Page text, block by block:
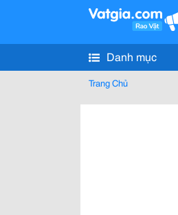
Danh mục
Trang Chủ